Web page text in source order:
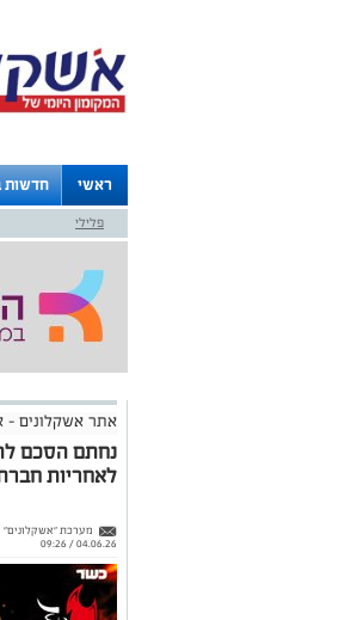
ראשי חדשות
לוחות
פלילי
אתר אשקלונים -
נחתם הסכם
לאחריות
מערכת "אשקלונים"
04.06.26 / 09:26